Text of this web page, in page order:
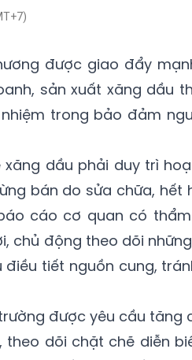
được giao đẩy
sản xuất xăng dầu
trong bảo đảm
xăng dầu phải duy trì
bán do sửa chữa, hết
cáo cơ quan có
chủ động theo dõi
điều tiết nguồn cung,
được yêu cầu tăng
theo dõi chặt chẽ diễn